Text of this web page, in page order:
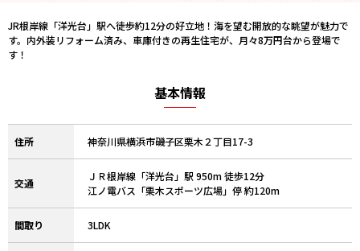
JR根岸線「洋光台」駅へ徒歩約12分の好立地！海を望む開放的な眺望が魅力で
す。内外装リフォーム済み、車庫付きの再生住宅が、月々8万円台から登場で
す！
基本情報
住所 神奈川県横浜市磯子区栗木２丁目17-3
交通
ＪＲ根岸線「洋光台」駅 950m 徒歩12分
江ノ電バス「栗木スポーツ広場」停 約120m
間取り 3LDK